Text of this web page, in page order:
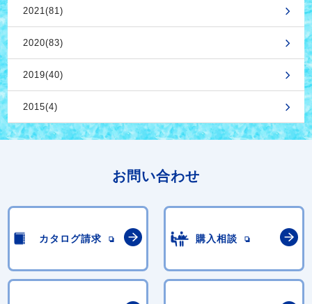
2021(81)
2020(83)
2019(40)
2015(4)
お問い合わせ
カタログ請求 購入相談